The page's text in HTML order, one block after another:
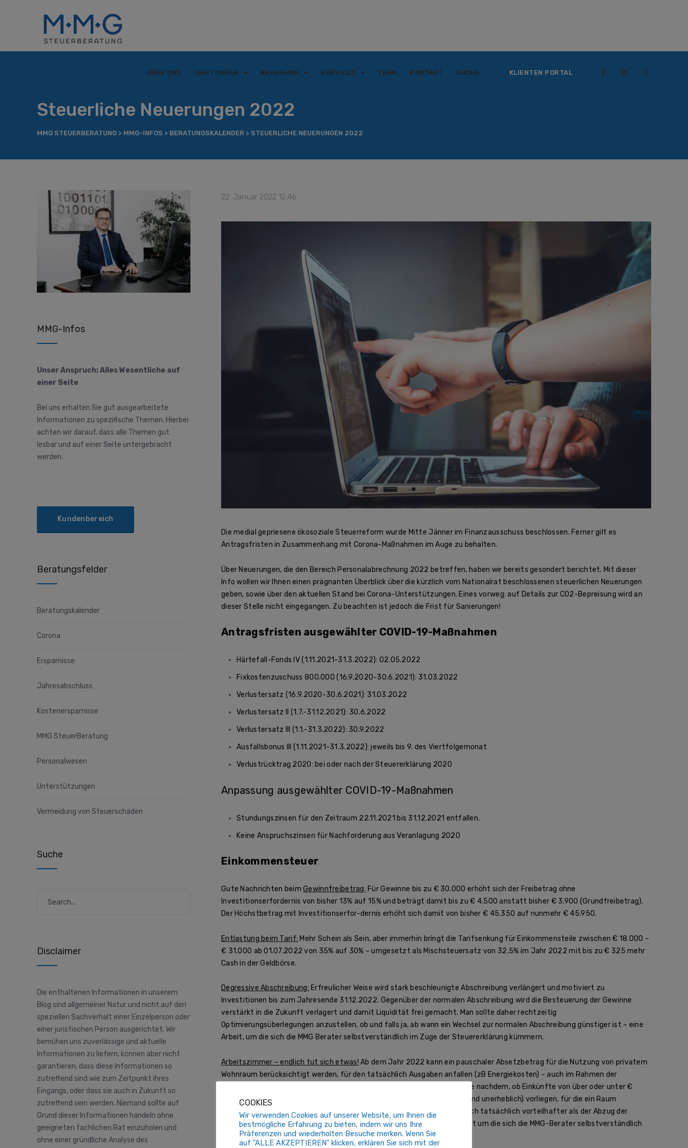
ÜBER UNS LEISTUNGEN BRANCHEN SERVICES TEAM KONTAKT SUCHE KLIENTEN PORTAL
Steuerliche Neuerungen 2022
MMG STEUERBERATUNG > MMG-INFOS > BERATUNGSKALENDER > STEUERLICHE NEUERUNGEN 2022
22. Januar 2022 12:46
Die medial gepriesene ökosoziale Steuerreform wurde Mitte Jänner im Finanzausschuss beschlossen. Ferner gilt es
Antragsfristen in Zusammenhang mit Corona-Maßnahmen im Auge zu behalten.
Über Neuerungen, die den Bereich Personalabrechnung 2022 betreffen, haben wir bereits gesondert berichtet. Mit dieser
Info wollen wir Ihnen einen prägnanten Überblick über die kürzlich vom Nationalrat beschlossenen steuerlichen Neuerungen
geben, sowie über den aktuellen Stand bei Corona-Unterstützungen. Eines vorweg: auf Details zur CO2-Bepreisung wird an
dieser Stelle nicht eingegangen. Zu beachten ist jedoch die Frist für Sanierungen!
Antragsfristen ausgewählter COVID-19-Maßnahmen
Härtefall-Fonds IV (1.11.2021-31.3.2022): 02.05.2022
Fixkostenzuschuss 800.000 (16.9.2020-30.6.2021): 31.03.2022
Verlustersatz (16.9.2020-30.6.2021): 31.03.2022
Verlustersatz II (1.7.-31.12.2021): 30.6.2022
Verlustersatz III (1.1.-31.3.2022): 30.9.2022
Ausfallsbonus III (1.11.2021-31.3.2022): jeweils bis 9. des Viertfolgemonat
Verlustrücktrag 2020: bei oder nach der Steuererklärung 2020
Anpassung ausgewählter COVID-19-Maßnahmen
Stundungszinsen für den Zeitraum 22.11.2021 bis 31.12.2021 entfallen.
Keine Anspruchszinsen für Nachforderung aus Veranlagung 2020
Einkommensteuer
Gute Nachrichten beimGewinnfreibetrag: Für Gewinne bis zu € 30.000 erhöht sich der Freibetrag ohne
Investitionserfordernis von bisher 13% auf 15% und beträgt damit bis zu € 4.500 anstatt bisher € 3.900 (Grundfreibetrag).
Der Höchstbetrag mit Investitionserfor-dernis erhöht sich damit von bisher € 45.350 auf nunmehr € 45.950.
Entlastung beim Tarif: Mehr Schein als Sein, aber immerhin bringt die Tarifsenkung für Einkommensteile zwischen € 18.000 –
€ 31.000 ab 01.07.2022 von 35% auf 30% – umgesetzt als Mischsteuersatz von 32,5% im Jahr 2022 mit bis zu € 325 mehr
Cash in der Geldbörse.
Degressive Abschreibung: Erfreulicher Weise wird stark beschleunigte Abschreibung verlängert und motiviert zu
Investitionen bis zum Jahresende 31.12.2022. Gegenüber der normalen Abschreibung wird die Besteuerung der Gewinne
verstärkt in die Zukunft verlagert und damit Liquidität frei gemacht. Man sollte daher rechtzeitig
Optimierungsüberlegungen anzustellen, ob und falls ja, ab wann ein Wechsel zur normalen Abschreibung günstiger ist – eine
Arbeit, um die sich die MMG Berater selbstverständlich im Zuge der Steuererklärung kümmern.
Arbeitszimmer – endlich tut sich etwas! Ab dem Jahr 2022 kann ein pauschaler Absetzbetrag für die Nutzung von privatem
Wohnraum berücksichtigt werden, für den tatsächlich Ausgaben anfallen (zB Energiekosten) – auch im Rahmen der
Basispauschalierung. Das Pauschale beträgt € 300 p.a. bzw € 1.200 p.a. je nachdem, ob Einkünfte von über oder unter €
11.000 aus einer aktiven Erwerbstätigkeit (dh Vermietung oder Pension sind unerheblich) vorliegen, für die ein Raum
außerhalb des Wohnbereichs zur Verfügung steht. Ob das Pauschale jedoch tatsächlich vorteilhafter als der Abzug der
tatsächlichen Kosten ist, muss im Einzelfall beurteilt werden – eine Arbeit um die sich die MMG-Berater selbstverständlich
kümmern werden.
MMG-Infos
Unser Anspruch: Alles Wesentliche auf
einer Seite
Bei uns erhalten Sie gut ausgearbeitete
Informationen zu spezifische Themen. Hierbei
achten wir darauf, dass alle Themen gut
lesbar und auf einer Seite untergebracht
werden.
Kundenbereich
Beratungsfelder
Beratungskalender
Corona
Ersparnisse
Jahresabschluss
Kostenersparnisse
MMG SteuerBeratung
Personalwesen
Unterstützungen
Vermeidung von Steuerschäden
Suche
Disclaimer
Die enthaltenen Informationen in unserem
Blog sind allgemeiner Natur und nicht auf den
speziellen Sachverhalt einer Einzelperson oder
einer juristischen Person ausgerichtet. Wir
bemühen uns zuverlässige und aktuelle
Informationen zu liefern, können aber nicht
garantieren, dass diese Informationen so
zutreffend sind wie zum Zeitpunkt ihres
Eingangs, oder dass sie auch in Zukunft so
zutreffend sein werden. Niemand sollte auf
Grund dieser Informationen handeln ohne
geeigneten fachlichen Rat einzuholen und
ohne einer gründliche Analyse des
COOKIES
Wir verwenden Cookies auf unserer Website, um Ihnen die
bestmögliche Erfahrung zu bieten, indem wir uns Ihre
Präferenzen und wiederholten Besuche merken. Wenn Sie
auf "ALLE AKZEPTIEREN" klicken, erklären Sie sich mit der